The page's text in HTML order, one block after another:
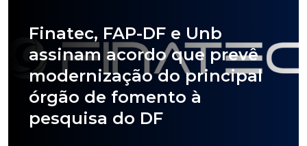
Finatec, FAP-DF e Unb
assinam acordo que prevê
modernização do principal
órgão de fomento à
pesquisa do DF